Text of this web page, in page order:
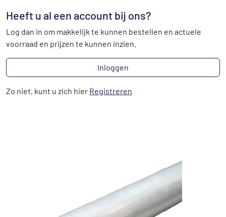
Heeft u al een account bij ons?
Log dan in om makkelijk te kunnen bestellen en actuele
voorraad en prijzen te kunnen inzien.
Inloggen
Zo niet, kunt u zich hier Registreren